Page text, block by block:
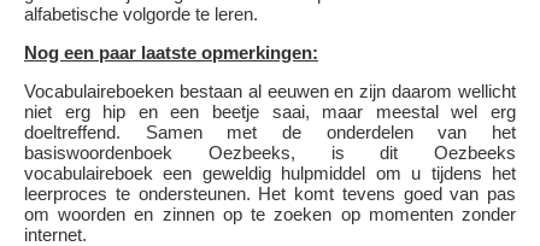
alfabetische volgorde te leren.
Nog een paar laatste opmerkingen:
Vocabulaireboeken bestaan al eeuwen en zijn daarom wellicht
niet erg hip en een beetje saai, maar meestal wel erg
doeltreffend. Samen met de onderdelen van het
basiswoordenboek Oezbeeks, is dit Oezbeeks
vocabulaireboek een geweldig hulpmiddel om u tijdens het
leerproces te ondersteunen. Het komt tevens goed van pas
om woorden en zinnen op te zoeken op momenten zonder
internet.